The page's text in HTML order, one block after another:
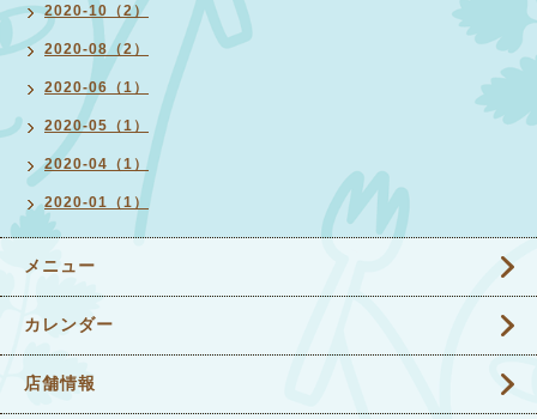
2020-10（2）
2020-08（2）
2020-06（1）
2020-05（1）
2020-04（1）
2020-01（1）
メニュー
カレンダー
店舗情報